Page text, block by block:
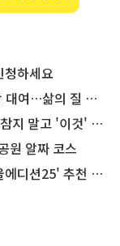
하세요
삶의 질 높인다
'이것' 해보세요!
원 알짜 코스
션25' 추천 코스